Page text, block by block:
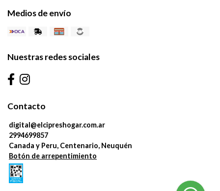
Medios de envío
Nuestras redes sociales
Contacto
digital@elcipreshogar.com.ar
2994699857
Canada y Peru, Centenario, Neuquén
Botón de arrepentimiento